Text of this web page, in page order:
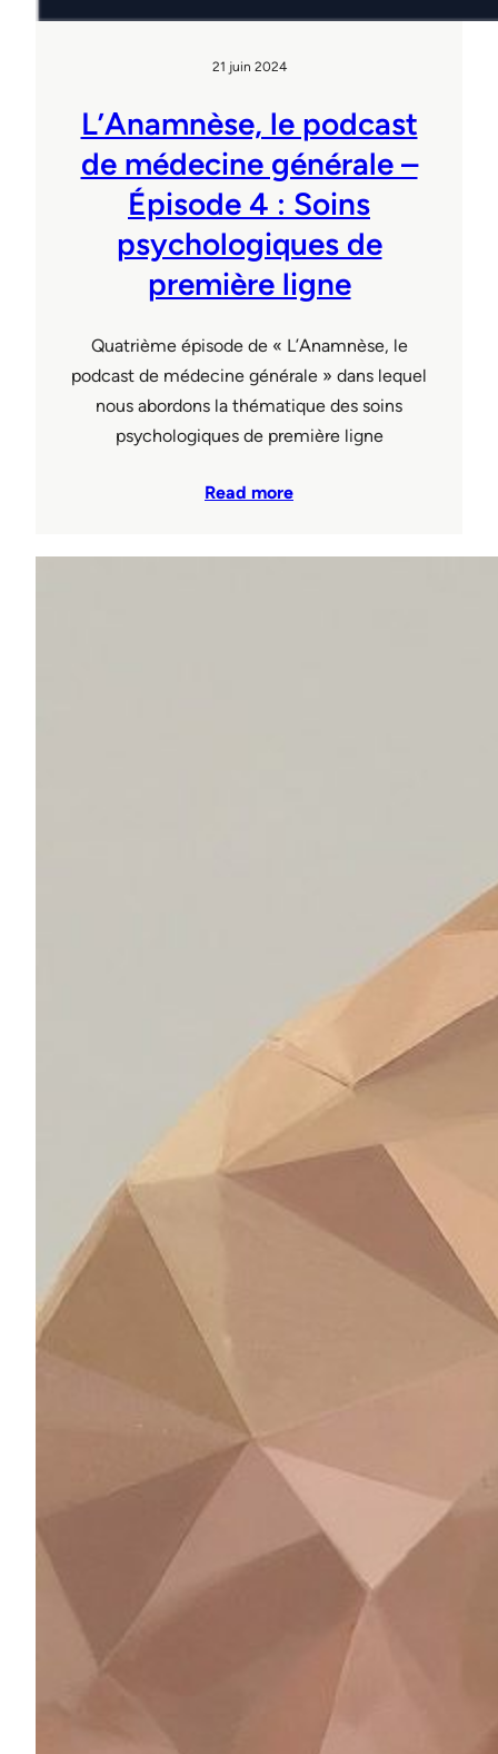
21 juin 2024
L’Anamnèse, le podcast
de médecine générale –
Épisode 4 : Soins
psychologiques de
première ligne
Quatrième épisode de « L’Anamnèse, le
podcast de médecine générale » dans lequel
nous abordons la thématique des soins
psychologiques de première ligne
Read more